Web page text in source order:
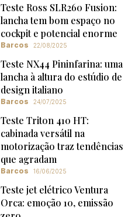
Teste Ross SLR260 Fusion:
lancha tem bom espaço no
cockpit e potencial enorme
Barcos 22/08/2025
Teste NX44 Pininfarina: uma
lancha à altura do estúdio de
design italiano
Barcos 24/07/2025
Teste Triton 410 HT:
cabinada versátil na
motorização traz tendências
que agradam
Barcos 16/06/2025
Teste jet elétrico Ventura
Orca: emoção 10, emissão